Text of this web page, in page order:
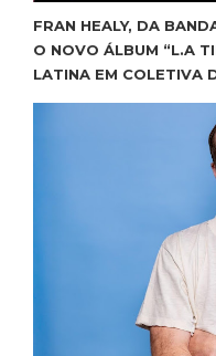
FRAN HEALY, DA
O NOVO ÁLBUM “L.A
LATINA EM COLETIVA